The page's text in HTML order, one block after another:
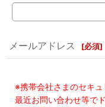
メールアドレス [必須]
※携帯会社さまのセキュ
最近お問い合わせ等で